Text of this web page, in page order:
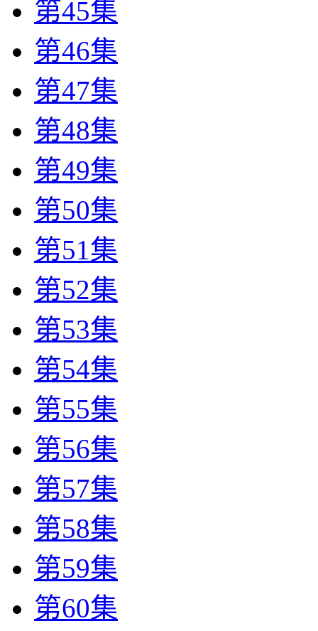
第45集
第46集
第47集
第48集
第49集
第50集
第51集
第52集
第53集
第54集
第55集
第56集
第57集
第58集
第59集
第60集